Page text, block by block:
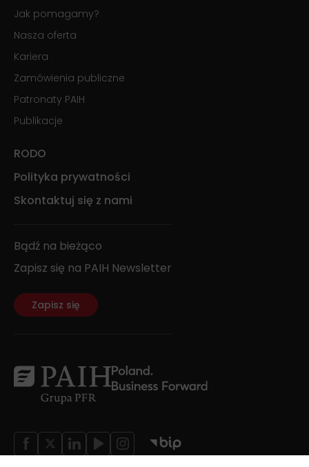
Jak pomagamy?
Nasza oferta
Kariera
Zamówienia publiczne
Patronaty PAIH
Publikacje
RODO
Polityka prywatności
Skontaktuj się z nami
Bądź na bieżąco
Zapisz się na PAIH Newsletter
Zapisz się